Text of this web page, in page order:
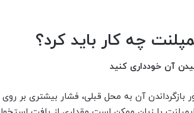
چه کار باید کرد؟
آن خودداری کنید
بازگرداندن آن به محل قبلی، فشار بیشتری بر